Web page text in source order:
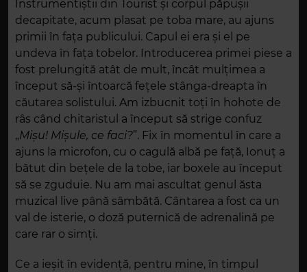
Instrumentiștii din Tourist și corpul păpușii
decapitate, acum plasat pe toba mare, au ajuns
primii în fața publicului. Capul ei era și el pe
undeva în fața tobelor. Introducerea primei piese a
fost prelungită atât de mult, încât mulțimea a
început să-și întoarcă fețele stânga-dreapta în
căutarea solistului. Am izbucnit toți în hohote de
râs când chitaristul a început să strige confuz
„Mișu! Mișule, ce faci?”. Fix în momentul în care a
ajuns la microfon, cu o cagulă albă pe față, Ionuț a
bătut din bețele de la tobe, iar boxele au început
să se zguduie. Nu am mai ascultat genul ăsta
muzical live până sâmbătă. Cântarea a fost ca un
val de isterie, o doză puternică de adrenalină pe
care rar o simți.
Ce a ieșit în evidență, pentru mine, în timpul